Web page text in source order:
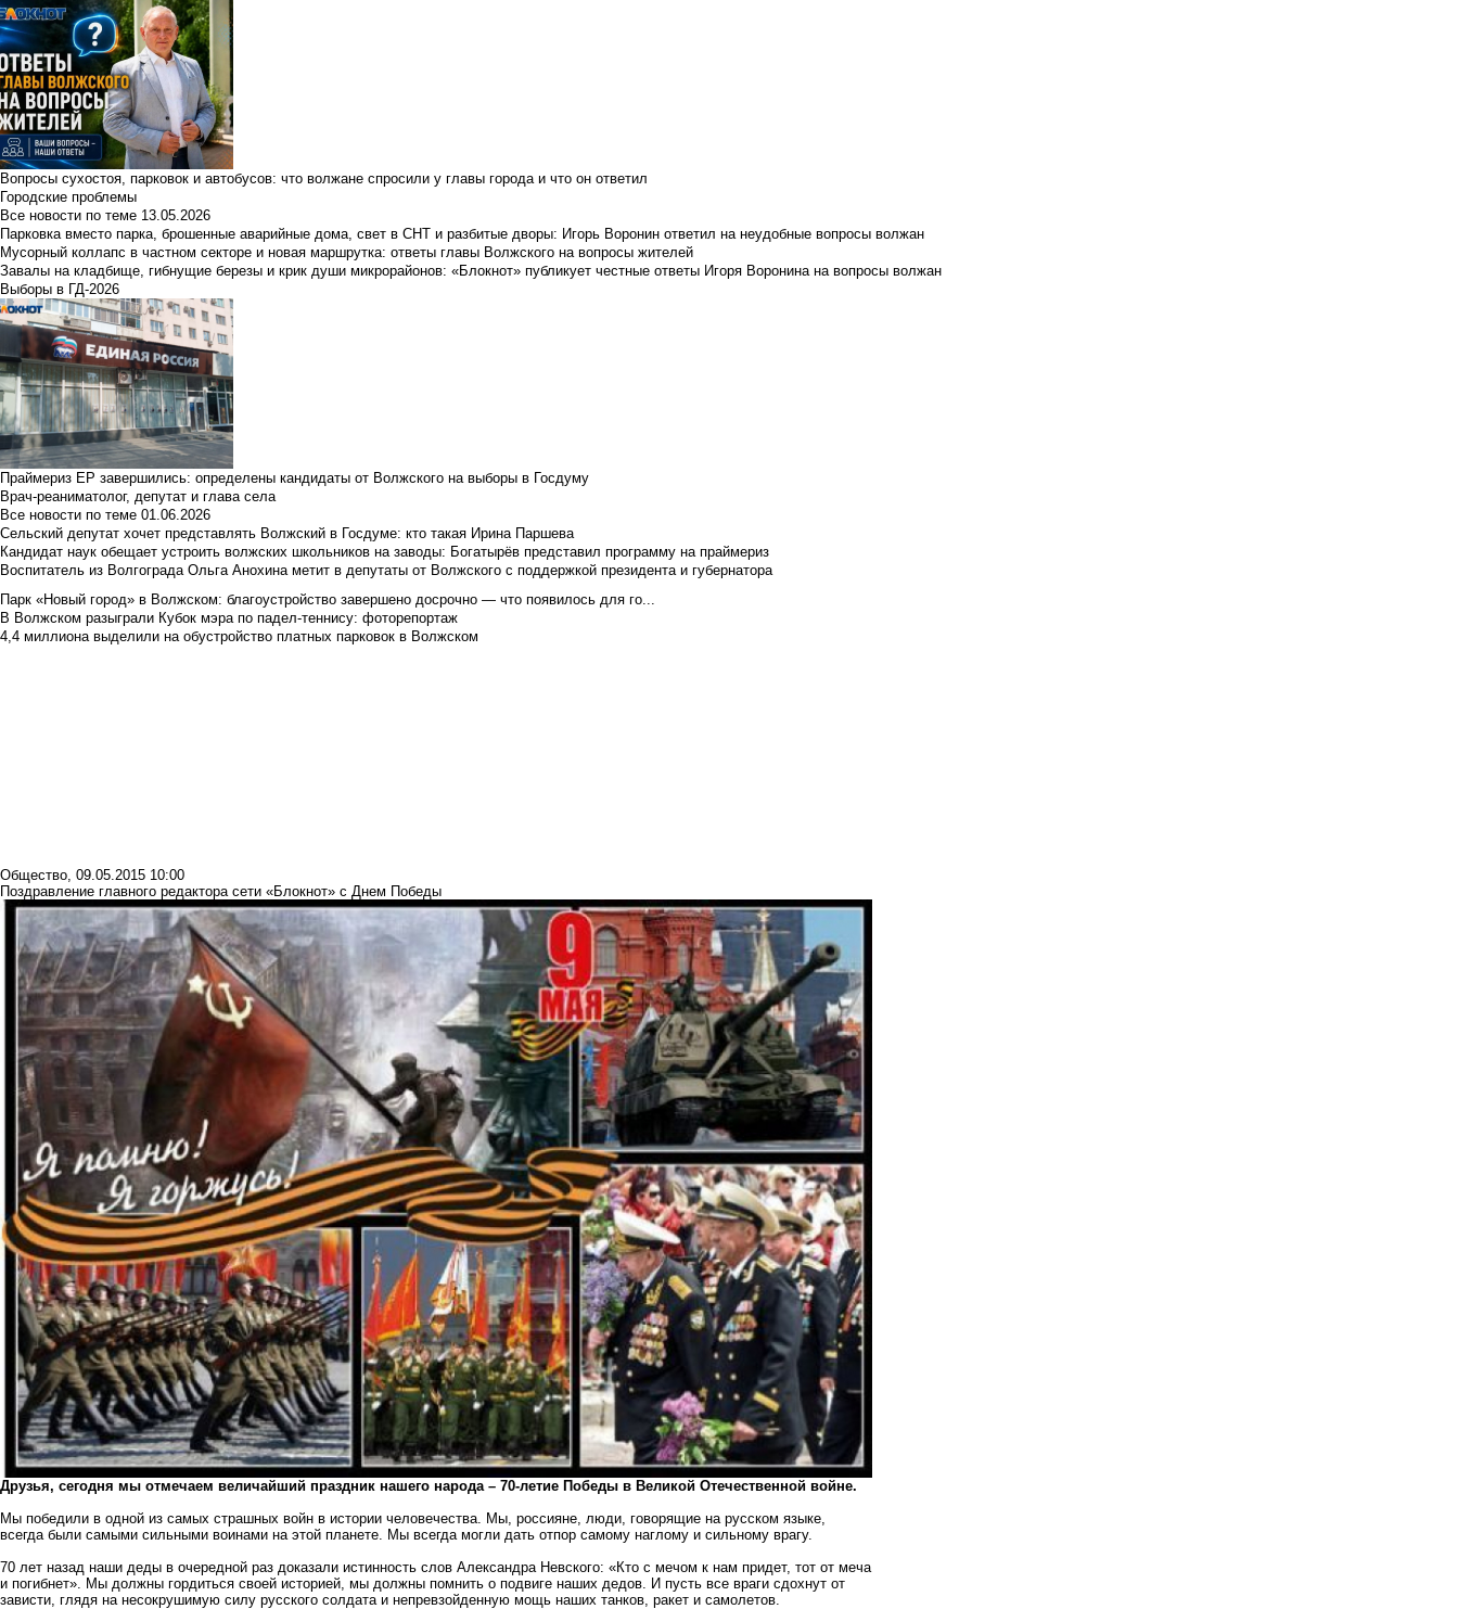
Вопросы сухостоя, парковок и автобусов: что волжане спросили у главы города и что он ответил
Городские проблемы
Все новости по теме 13.05.2026
Парковка вместо парка, брошенные аварийные дома, свет в СНТ и разбитые дворы: Игорь Воронин ответил на неудобные вопросы волжан
Мусорный коллапс в частном секторе и новая маршрутка: ответы главы Волжского на вопросы жителей
Завалы на кладбище, гибнущие березы и крик души микрорайонов: «Блокнот» публикует честные ответы Игоря Воронина на вопросы волжан
Выборы в ГД-2026
Праймериз ЕР завершились: определены кандидаты от Волжского на выборы в Госдуму
Врач-реаниматолог, депутат и глава села
Все новости по теме 01.06.2026
Сельский депутат хочет представлять Волжский в Госдуме: кто такая Ирина Паршева
Кандидат наук обещает устроить волжских школьников на заводы: Богатырёв представил программу на праймериз
Воспитатель из Волгограда Ольга Анохина метит в депутаты от Волжского с поддержкой президента и губернатора
Парк «Новый город» в Волжском: благоустройство завершено досрочно — что появилось для го...
В Волжском разыграли Кубок мэра по падел-теннису: фоторепортаж
4,4 миллиона выделили на обустройство платных парковок в Волжском
Общество, 09.05.2015 10:00
Поздравление главного редактора сети «Блокнот» с Днем Победы
Друзья, сегодня мы отмечаем величайший праздник нашего народа – 70-летие Победы в Великой Отечественной войне.
Мы победили в одной из самых страшных войн в истории человечества. Мы, россияне, люди, говорящие на русском языке,
всегда были самыми сильными воинами на этой планете. Мы всегда могли дать отпор самому наглому и сильному врагу.
70 лет назад наши деды в очередной раз доказали истинность слов Александра Невского: «Кто с мечом к нам придет, тот от меча
и погибнет». Мы должны гордиться своей историей, мы должны помнить о подвиге наших дедов. И пусть все враги сдохнут от
зависти, глядя на несокрушимую силу русского солдата и непревзойденную мощь наших танков, ракет и самолетов.